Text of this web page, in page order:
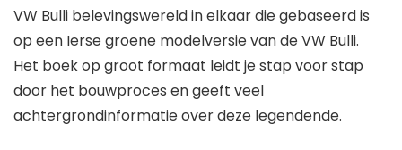
VW Bulli belevingswereld in elkaar die gebaseerd is
op een Ierse groene modelversie van de VW Bulli.
Het boek op groot formaat leidt je stap voor stap
door het bouwproces en geeft veel
achtergrondinformatie over deze legendende.